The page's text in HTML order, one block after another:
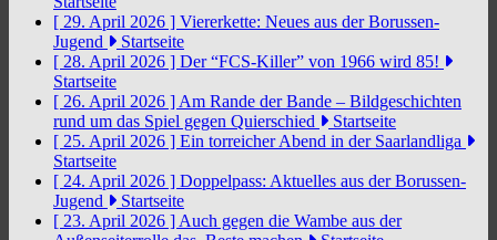
[ 29. April 2026 ] Viererkette: Neues aus der Borussen-
Jugend
Startseite
[ 28. April 2026 ] Der “FCS-Killer” von 1966 wird 85!
Startseite
[ 26. April 2026 ] Am Rande der Bande – Bildgeschichten
rund um das Spiel gegen Quierschied
Startseite
[ 25. April 2026 ] Ein torreicher Abend in der Saarlandliga
Startseite
[ 24. April 2026 ] Doppelpass: Aktuelles aus der Borussen-
Jugend
Startseite
[ 23. April 2026 ] Auch gegen die Wambe aus der